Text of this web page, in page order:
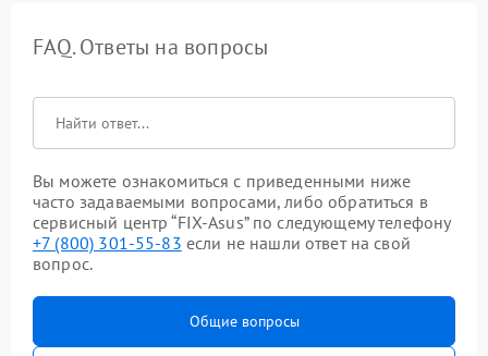
FAQ. Ответы на вопросы
Вы можете ознакомиться с приведенными ниже
часто задаваемыми вопросами, либо обратиться в
сервисный центр “FIX-Asus” по следующему телефону
+7 (800) 301-55-83 если не нашли ответ на свой
вопрос.
Общие вопросы